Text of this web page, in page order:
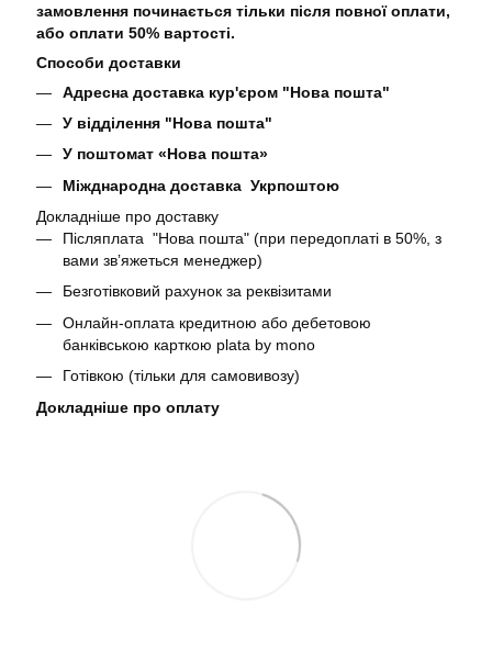
замовлення починається тільки після повної оплати,
або оплати 50% вартості.
Способи доставки
Адресна доставка кур'єром "Нова пошта"
У відділення "Нова пошта"
У поштомат «Нова пошта»
Міжднародна доставка Укрпоштою
Докладніше про доставку
Післяплата "Нова пошта" (при передоплаті в 50%, з
вами звʼяжеться менеджер)
Безготівковий рахунок за реквізитами
Онлайн-оплата кредитною або дебетовою
банківською карткою plata by mono
Готівкою (тільки для самовивозу)
Докладніше про оплату